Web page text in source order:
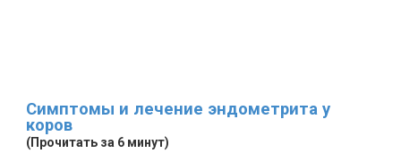
Симптомы и лечение эндометрита у
коров
(Прочитать за 6 минут)